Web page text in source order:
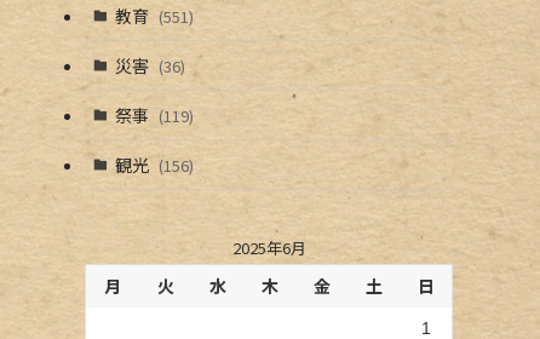
教育 (551)
災害 (36)
祭事 (119)
観光 (156)
2025年6月
月 火 水 木 金 土 日
1